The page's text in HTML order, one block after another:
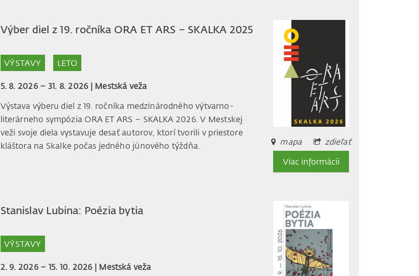
Výber diel z 19. ročníka ORA ET ARS – SKALKA 2025
VÝSTAVY LETO
5. 8. 2026 – 31. 8. 2026 | Mestská veža
Výstava výberu diel z 19. ročníka medzinárodného výtvarno-
literárneho sympózia ORA ET ARS – SKALKA 2026. V Mestskej
veži svoje diela vystavuje desať autorov, ktorí tvorili v priestore
kláštora na Skalke počas jedného júnového týždňa.
mapa
zdieľať
Viac informácii
Stanislav Lubina: Poézia bytia
VÝSTAVY
2. 9. 2026 – 15. 10. 2026 | Mestská veža